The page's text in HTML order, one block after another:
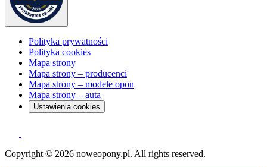
Polityka prywatności
Polityka cookies
Mapa strony
Mapa strony – producenci
Mapa strony – modele opon
Mapa strony – auta
Ustawienia cookies
Copyright © 2026 noweopony.pl. All rights reserved.